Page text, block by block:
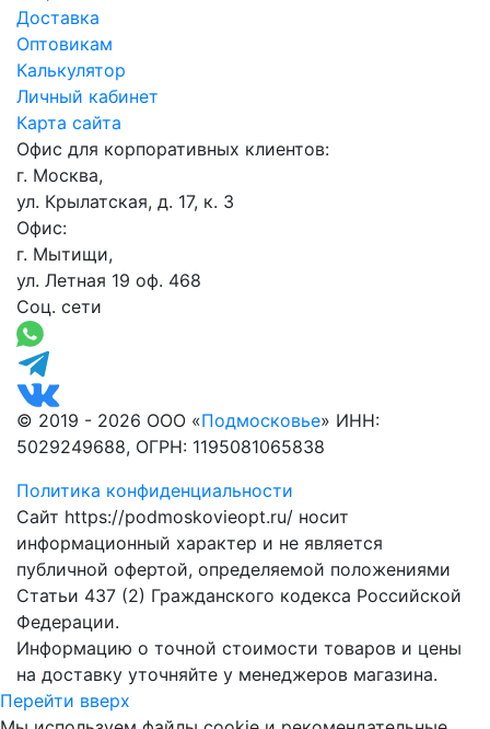
Доставка
Оптовикам
Калькулятор
Личный кабинет
Карта сайта
Офис для корпоративных клиентов:
г. Москва,
ул. Крылатская, д. 17, к. 3
Офис:
г. Мытищи,
ул. Летная 19 оф. 468
Соц. сети
© 2019 - 2026 ООО «Подмосковье» ИНН:
5029249688, ОГРН: 1195081065838
Политика конфиденциальности
Сайт https://podmoskovieopt.ru/ носит
информационный характер и не является
публичной офертой, определяемой положениями
Статьи 437 (2) Гражданского кодекса Российской
Федерации.
Информацию о точной стоимости товаров и цены
на доставку уточняйте у менеджеров магазина.
Перейти вверх